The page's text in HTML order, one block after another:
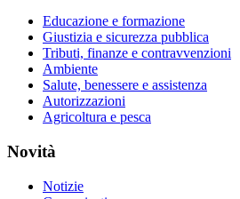
Educazione e formazione
Giustizia e sicurezza pubblica
Tributi, finanze e contravvenzioni
Ambiente
Salute, benessere e assistenza
Autorizzazioni
Agricoltura e pesca
Novità
Notizie